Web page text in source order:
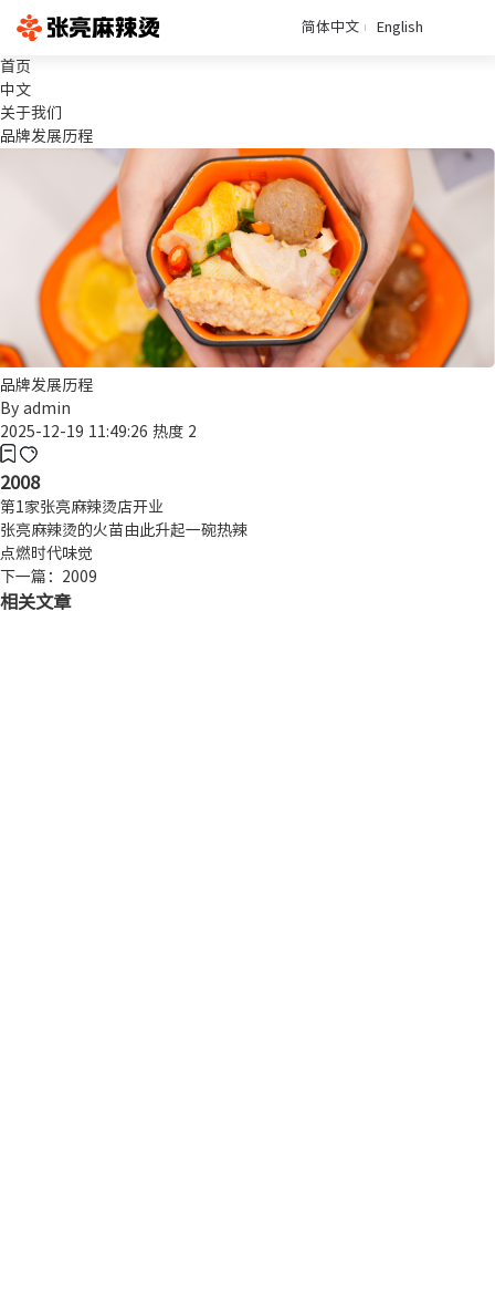
简体中文 English
首页
中文
关于我们
品牌发展历程
品牌发展历程
By admin
2025-12-19 11:49:26 热度 2
2008
第1家张亮麻辣烫店开业
张亮麻辣烫的火苗由此升起一碗热辣
点燃时代味觉
下一篇：2009
相关文章